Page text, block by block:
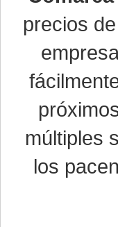
precios
múltiples
los